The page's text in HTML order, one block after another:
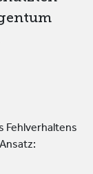
Fehlverhaltens